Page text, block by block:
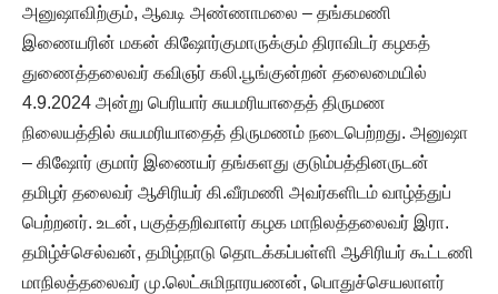
அனுஷாவிற்கும், ஆவடி அண்ணாமலை – தங்கமணி
இணையரின் மகன் கிஷோர்குமாருக்கும் திராவிடர் கழகத்
துணைத்தலைவர் கவிஞர் கலி.பூங்குன்றன் தலைமையில்
4.9.2024 அன்று பெரியார் சுயமரியாதைத் திருமண
நிலையத்தில் சுயமரியாதைத் திருமணம் நடைபெற்றது. அனுஷா
– கிஷோர் குமார் இணையர் தங்களது குடும்பத்தினருடன்
தமிழர் தலைவர் ஆசிரியர் கி.வீரமணி அவர்களிடம் வாழ்த்துப்
பெற்றனர். உடன், பகுத்தறிவாளர் கழக மாநிலத்தலைவர் இரா.
தமிழ்ச்செல்வன், தமிழ்நாடு தொடக்கப்பள்ளி ஆசிரியர் கூட்டணி
மாநிலத்தலைவர் மு.லெட்சுமிநாரயணன், பொதுச்செயலாளர்